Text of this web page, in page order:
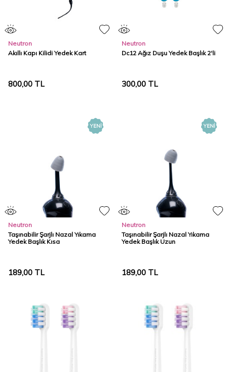
Neutron
Akıllı Kapı Kilidi Yedek Kart
800,00 TL
Neutron
Dc12 Ağız Duşu Yedek Başlık 2'li
300,00 TL
YENI
Neutron
Taşınabilir Şarjlı Nazal Yıkama
Yedek Başlık Kısa
189,00 TL
YENI
Neutron
Taşınabilir Şarjlı Nazal Yıkama
Yedek Başlık Uzun
189,00 TL